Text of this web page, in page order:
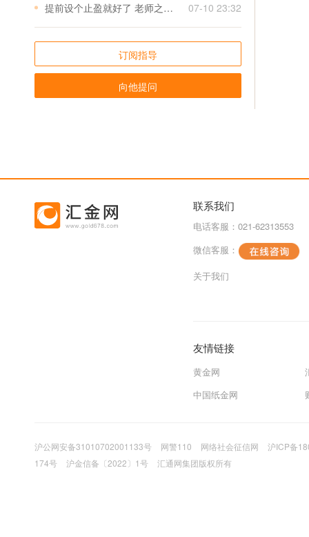
提前设个止盈就好了 老师之后给单可以先给个止盈 特别是美盘 真是来不及
07-10 23:32
订阅指导
向他提问
联系我们
电话客服：021-62313553
微信客服：
关于我们
友情链接
黄金网
中国纸金网
沪公网安备31010702001133号 网警110 网络社会征信网
沪ICP备
174号
沪金信备〔2022〕1号 汇通网集团版权所有